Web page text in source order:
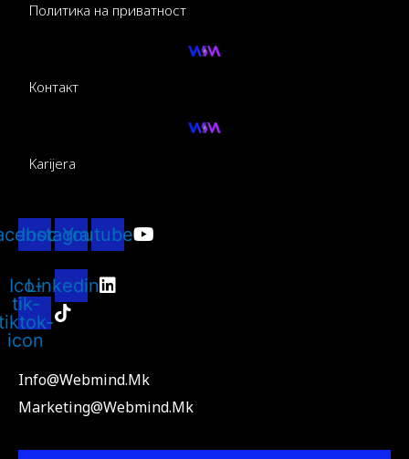
Политика на приватност
Контакт
Karijera
Instagram
Youtube
Ico-
tik-
icon
Linkedin
Info@webmind.mk
Marketing@webmind.mk